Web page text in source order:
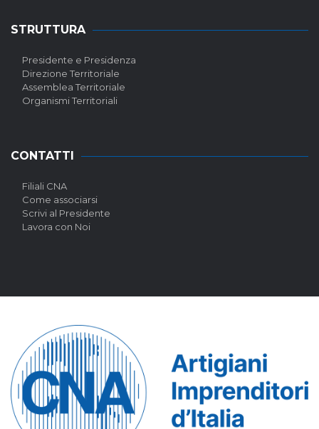
STRUTTURA
Presidente e Presidenza
Direzione Territoriale
Assemblea Territoriale
Organismi Territoriali
CONTATTI
Filiali CNA
Come associarsi
Scrivi al Presidente
Lavora con Noi